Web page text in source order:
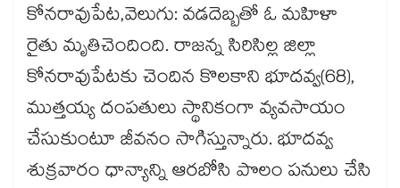
కోనరావుపేట,వెలుగు: వడదెబ్బతో ఓ మహిళా
రైతు మృతిచెందింది. రాజన్న సిరిసిల్ల జిల్లా
కోనరావుపేటకు చెందిన కొలకాని భూదవ్వ(68),
ముత్తయ్య దంపతులు స్థానికంగా వ్యవసాయం
చేసుకుంటూ జీవనం సాగిస్తున్నారు. భూదవ్వ
శుక్రవారం ధాన్యాన్ని ఆరబోసి పొలం పనులు చేసి